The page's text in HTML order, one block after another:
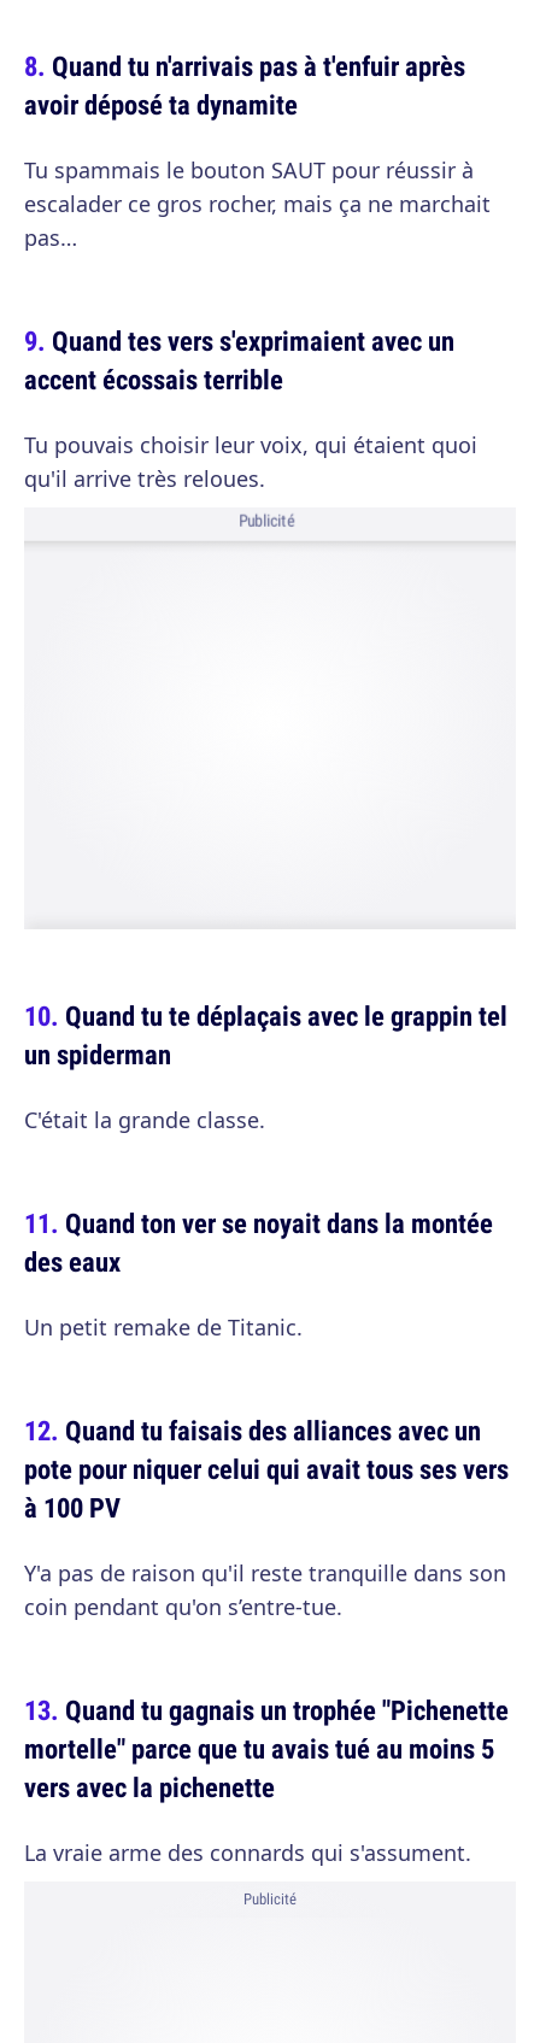
Quand tu n'arrivais pas à t'enfuir après
avoir déposé ta dynamite
Tu spammais le bouton SAUT pour réussir à
escalader ce gros rocher, mais ça ne marchait
pas…
Quand tes vers s'exprimaient avec un
accent écossais terrible
Tu pouvais choisir leur voix, qui étaient quoi
qu'il arrive très reloues.
Publicité
Quand tu te déplaçais avec le grappin tel
un spiderman
C'était la grande classe.
Quand ton ver se noyait dans la montée
des eaux
Un petit remake de Titanic.
Quand tu faisais des alliances avec un
pote pour niquer celui qui avait tous ses vers
à 100 PV
Y'a pas de raison qu'il reste tranquille dans son
coin pendant qu'on s’entre-tue.
Quand tu gagnais un trophée "Pichenette
mortelle" parce que tu avais tué au moins 5
vers avec la pichenette
La vraie arme des connards qui s'assument.
Publicité